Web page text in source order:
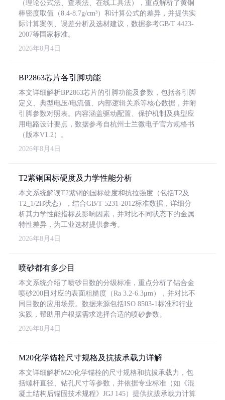
（理论公式法、查表法、在线工具法），重点解析了黄铜
棒密度取值（8.4-8.7g/cm³）和计算公式的差异，并提供实
际计算案例、误差分析及选材建议，数据参考GB/T 4423-
2007等国家标准。
2026年8月4日
BP2863芯片各引脚功能
本文详细解析BP2863芯片的引脚功能及参数，包括各引脚
定义、典型电压/电流值、内部逻辑关系等核心数据，并附
引脚参数对照表。内容涵盖驱动配置、保护机制及典型应
用电路设计要点，数据参考自杭州士兰微电子官方规格书
（版本V1.2）。
2026年8月4日
T2紫铜国标硬度及力学性能分析
本文系统解读T2紫铜的国标硬度和抗拉强度（包括T2及
T2_1/2H状态），结合GB/T 5231-2012标准数据，详细分
析其力学性能指标及影响因素，并对比不同状态下的金属
特性差异，为工业选材提供参考。
2026年8月4日
喷砂都有多少目
本文系统介绍了喷砂目数的分级标准，重点分析了铝合金
喷砂200目对应的表面粗糙度（Ra 3.2-6.3μm），并对比不
同目数的应用场景。数据来源包括ISO 8503-1标准和行业
实践，帮助用户根据需求选择合适的喷砂参数。
2026年8月4日
M20化学锚栓尺寸规格及抗拔承载力详解
本文详细解析M20化学锚栓的尺寸规格和抗拔承载力，包
括螺杆直径、钻孔尺寸等参数，并依据专业标准（如《混
凝土结构后锚固技术规程》JGJ 145）提供抗拔承载力计算